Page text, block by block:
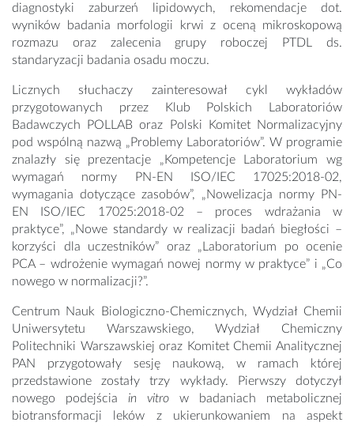
diagnostyki zaburzeń lipidowych, rekomendacje dot.
wyników badania morfologii krwi z oceną mikroskopową
rozmazu oraz zalecenia grupy roboczej PTDL ds.
standaryzacji badania osadu moczu.
Licznych słuchaczy zainteresował cykl wykładów
przygotowanych przez Klub Polskich Laboratoriów
Badawczych POLLAB oraz Polski Komitet Normalizacyjny
pod wspólną nazwą „Problemy Laboratoriów”. W programie
znalazły się prezentacje „Kompetencje Laboratorium wg
wymagań normy PN-EN ISO/IEC 17025:2018-02,
wymagania dotyczące zasobów”, „Nowelizacja normy PN-
EN ISO/IEC 17025:2018-02 – proces wdrażania w
praktyce”, „Nowe standardy w realizacji badań biegłości –
korzyści dla uczestników” oraz „Laboratorium po ocenie
PCA – wdrożenie wymagań nowej normy w praktyce” i „Co
nowego w normalizacji?”.
Centrum Nauk Biologiczno-Chemicznych, Wydział Chemii
Uniwersytetu Warszawskiego, Wydział Chemiczny
Politechniki Warszawskiej oraz Komitet Chemii Analitycznej
PAN przygotowały sesję naukową, w ramach której
przedstawione zostały trzy wykłady. Pierwszy dotyczył
nowego podejścia in vitro w badaniach metabolicznej
biotransformacji leków z ukierunkowaniem na aspekt